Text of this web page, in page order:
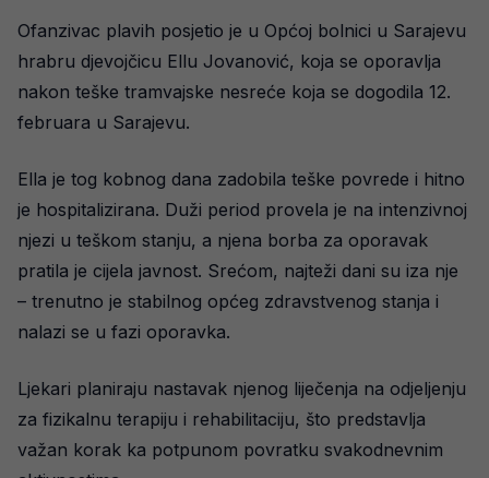
Ofanzivac plavih posjetio je u Općoj bolnici u Sarajevu
hrabru djevojčicu Ellu Jovanović, koja se oporavlja
nakon teške tramvajske nesreće koja se dogodila 12.
februara u Sarajevu.
Ella je tog kobnog dana zadobila teške povrede i hitno
je hospitalizirana. Duži period provela je na intenzivnoj
njezi u teškom stanju, a njena borba za oporavak
pratila je cijela javnost. Srećom, najteži dani su iza nje
– trenutno je stabilnog općeg zdravstvenog stanja i
nalazi se u fazi oporavka.
Ljekari planiraju nastavak njenog liječenja na odjeljenju
za fizikalnu terapiju i rehabilitaciju, što predstavlja
važan korak ka potpunom povratku svakodnevnim